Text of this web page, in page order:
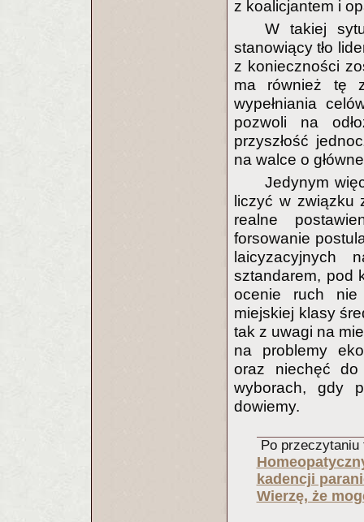
z koalicjantem i
W takiej
stanowiący tło
z konieczności
ma również tę
wypełniania
pozwoli na
przyszłość
na walce o
Jedynym
liczyć w związku
realne
forsowanie
sztandarem, pod
ocenie ruch nie
miejskiej klasy
tak z uwagi na
na problemy
oraz niechęć
wyborach, gdy
dowiemy.
Po
kadencji
Wierzę, że